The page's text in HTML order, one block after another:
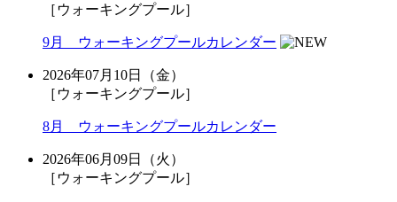
［ウォーキングプール］
9月 ウォーキングプールカレンダー
2026年07月10日（金）
［ウォーキングプール］
8月 ウォーキングプールカレンダー
2026年06月09日（火）
［ウォーキングプール］